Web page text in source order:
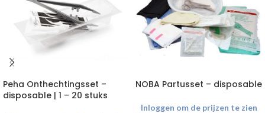
Peha Onthechtingsset –
disposable | 1 – 20 stuks
NOBA Partusset – disposable
Inloggen om de prijzen te zien